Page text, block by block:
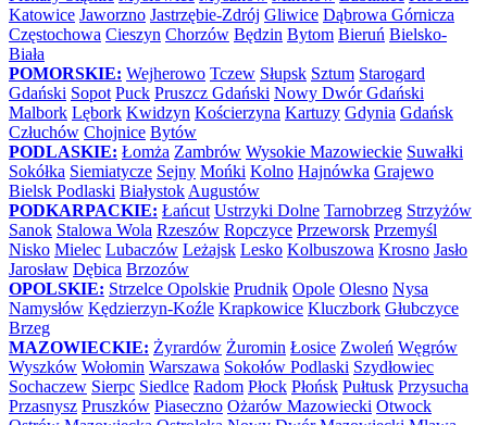
Katowice Jaworzno Jastrzębie-Zdrój Gliwice Dąbrowa Górnicza
Częstochowa Cieszyn Chorzów Będzin Bytom Bieruń Bielsko-
Biała
POMORSKIE: Wejherowo Tczew Słupsk Sztum Starogard
Gdański Sopot Puck Pruszcz Gdański Nowy Dwór Gdański
Malbork Lębork Kwidzyn Kościerzyna Kartuzy Gdynia Gdańsk
Człuchów Chojnice Bytów
PODLASKIE: Łomża Zambrów Wysokie Mazowieckie Suwałki
Sokółka Siemiatycze Sejny Mońki Kolno Hajnówka Grajewo
Bielsk Podlaski Białystok Augustów
PODKARPACKIE: Łańcut Ustrzyki Dolne Tarnobrzeg Strzyżów
Sanok Stalowa Wola Rzeszów Ropczyce Przeworsk Przemyśl
Nisko Mielec Lubaczów Leżajsk Lesko Kolbuszowa Krosno Jasło
Jarosław Dębica Brzozów
OPOLSKIE: Strzelce Opolskie Prudnik Opole Olesno Nysa
Namysłów Kędzierzyn-Koźle Krapkowice Kluczbork Głubczyce
Brzeg
MAZOWIECKIE: Żyrardów Żuromin Łosice Zwoleń Węgrów
Wyszków Wołomin Warszawa Sokołów Podlaski Szydłowiec
Sochaczew Sierpc Siedlce Radom Płock Płońsk Pułtusk Przysucha
Przasnysz Pruszków Piaseczno Ożarów Mazowiecki Otwock